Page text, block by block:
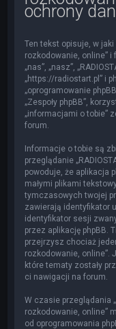
ochrony
Ten tekst opisuje, w jaki
rozkodowanie, online” i
„nas”, „nasz”,
„https://radiostart.pl” i
„oprogramowanie
„Zespoły phpBB”,
„informacjami o tobie”
forum.
Informacje o tobie są
przeglądanie
powoduje, że aplikacja
małymi plikami
tymczasowych twojej
zawierają identyfikator
identyfikator sesji
przez aplikację phpBB.
przejrzysz chociaż
rozkodowanie, online”.
które tematy zostały
ci nawigacji na forum.
W czasie przeglądania
rozkodowanie, online”
od oprogramowania